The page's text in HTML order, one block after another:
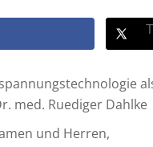
med. Ruediger Dahlke­
und Herren,